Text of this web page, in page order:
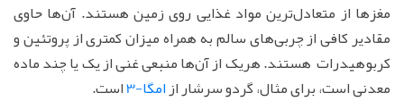
مغزها از متعادل‌ترین مواد غذایی روی زمین هستند. آن‌ها حاوی
مقادیر کافی از چربی‌های سالم به همراه میزان کمتری از پروتئین و
کربوهیدرات هستند. هریک از آن‌ها منبعی غنی از یک یا چند ماده
معدنی است، برای مثال، گردو سرشار ازامگا-3 است.